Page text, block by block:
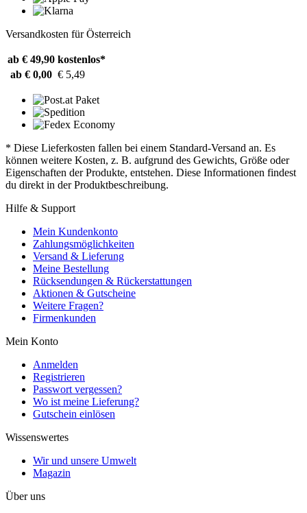
Versandkosten für Österreich
ab € 49,90 kostenlos*
ab € 0,00 € 5,49
* Diese Lieferkosten fallen bei einem Standard-Versand an. Es
können weitere Kosten, z. B. aufgrund des Gewichts, Größe oder
Eigenschaften der Produkte, entstehen. Diese Informationen findest
du direkt in der Produktbeschreibung.
Hilfe & Support
Mein Kundenkonto
Zahlungsmöglichkeiten
Versand & Lieferung
Meine Bestellung
Rücksendungen & Rückerstattungen
Aktionen & Gutscheine
Weitere Fragen?
Firmenkunden
Mein Konto
Anmelden
Registrieren
Passwort vergessen?
Wo ist meine Lieferung?
Gutschein einlösen
Wissenswertes
Wir und unsere Umwelt
Magazin
Über uns